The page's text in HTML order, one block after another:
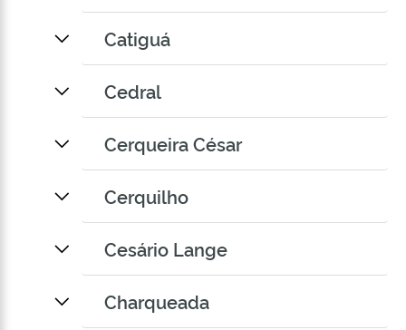
Catiguá
Cedral
Cerqueira César
Cerquilho
Cesário Lange
Charqueada